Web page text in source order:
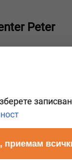
Peter
приемам